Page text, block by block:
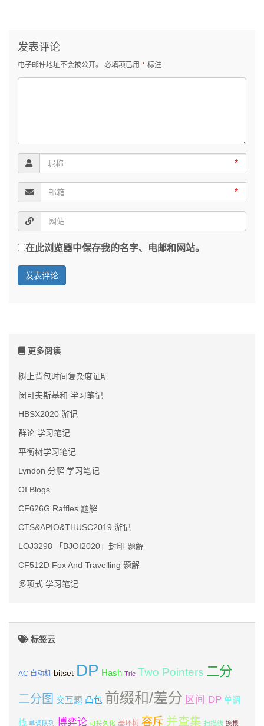
发表评论
电子邮件地址不会被公开。 必填项已用 * 标注
*
*
在此浏览器中保存我的名字、电邮和网站。
更多阅读
树上背包时间复杂度证明
闵可夫斯基和 学习笔记
HBSX2020 游记
群论 学习笔记
平衡树学习笔记
Lyndon 分解 学习笔记
OI Blogs
CF626G Raffles 题解
CTS&APIO&THUSC2019 游记
LOJ3298 「BJOI2020」封印 题解
CF512D Fox And Travelling 题解
多项式 学习笔记
标签云
AC 自动机 bitset DP Hash Trie Two Pointers 二分
二分图 交互题 凸包 前缀和/差分 区间 DP 单调
栈 单调队列 博弈论 可持久化 基环树 容斥 并查集 扫描线 换根